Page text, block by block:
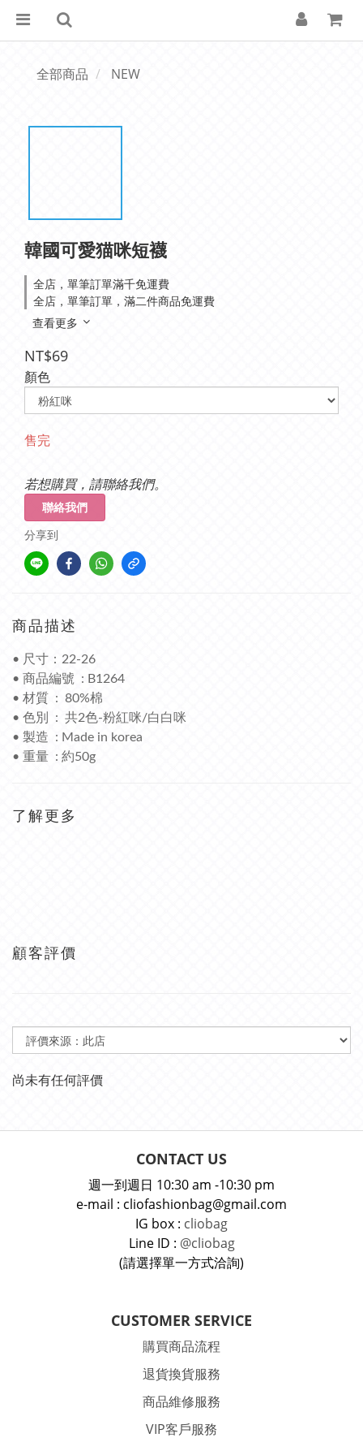
全部商品 NEW
韓國可愛猫咪短襪
全店，單筆訂單滿千免運費
全店，單筆訂單，滿二件商品免運費
查看更多
NT$69
顏色
售完
若想購買，請聯絡我們。
聯絡我們
分享到
商品描述
• 尺寸：22-26
• 商品編號 : B1264
• 材質 : 80%棉
• 色別 : 共2色-粉紅咪/白白咪
• 製造 : Made in korea
• 重量 : 約50g
了解更多
顧客評價
尚未有任何評價
CONTACT US
週一到週日 10:30 am -10:30 pm
e-mail : cliofashionbag@gmail.com
IG box : cliobag
Line ID : @cliobag
(請選擇單一方式洽詢)
CUSTOMER SERVICE
購買商品流程
退貨換貨服務
商品維修服務
VIP客戶服務